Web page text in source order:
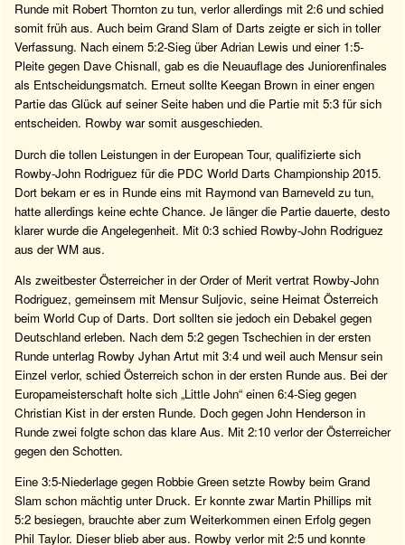
Runde mit Robert Thornton zu tun, verlor allerdings mit 2:6 und schied
somit früh aus. Auch beim Grand Slam of Darts zeigte er sich in toller
Verfassung. Nach einem 5:2-Sieg über Adrian Lewis und einer 1:5-
Pleite gegen Dave Chisnall, gab es die Neuauflage des Juniorenfinales
als Entscheidungsmatch. Erneut sollte Keegan Brown in einer engen
Partie das Glück auf seiner Seite haben und die Partie mit 5:3 für sich
entscheiden. Rowby war somit ausgeschieden.
Durch die tollen Leistungen in der European Tour, qualifizierte sich
Rowby-John Rodriguez für die PDC World Darts Championship 2015.
Dort bekam er es in Runde eins mit Raymond van Barneveld zu tun,
hatte allerdings keine echte Chance. Je länger die Partie dauerte, desto
klarer wurde die Angelegenheit. Mit 0:3 schied Rowby-John Rodriguez
aus der WM aus.
Als zweitbester Österreicher in der Order of Merit vertrat Rowby-John
Rodriguez, gemeinsem mit Mensur Suljovic, seine Heimat Österreich
beim World Cup of Darts. Dort sollten sie jedoch ein Debakel gegen
Deutschland erleben. Nach dem 5:2 gegen Tschechien in der ersten
Runde unterlag Rowby Jyhan Artut mit 3:4 und weil auch Mensur sein
Einzel verlor, schied Österreich schon in der ersten Runde aus. Bei der
Europameisterschaft holte sich „Little John“ einen 6:4-Sieg gegen
Christian Kist in der ersten Runde. Doch gegen John Henderson in
Runde zwei folgte schon das klare Aus. Mit 2:10 verlor der Österreicher
gegen den Schotten.
Eine 3:5-Niederlage gegen Robbie Green setzte Rowby beim Grand
Slam schon mächtig unter Druck. Er konnte zwar Martin Phillips mit
5:2 besiegen, brauchte aber zum Weiterkommen einen Erfolg gegen
Phil Taylor. Dieser blieb aber aus. Rowby verlor mit 2:5 und konnte